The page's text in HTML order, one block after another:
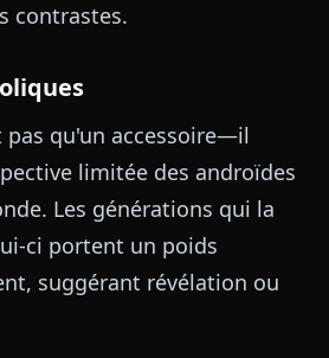
contrastes.
pas qu'un accessoire—il
limitée des androïdes
Les générations qui la
ci portent un poids
suggérant révélation ou